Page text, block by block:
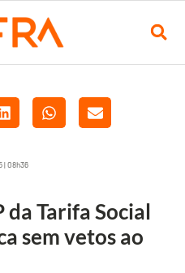
| 08h36
da Tarifa Social
sem vetos ao